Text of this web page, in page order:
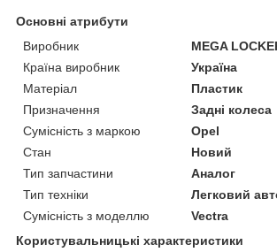
Основні атрибути
Виробник
MEGA
Країна виробник
Україна
Матеріал
Пластик
Призначення
Задні колеса
Сумісність з маркою
Opel
Стан
Новий
Тип запчастини
Аналог
Тип техніки
Легковий
Сумісність з моделлю
Vectra
Користувальницькі характеристики